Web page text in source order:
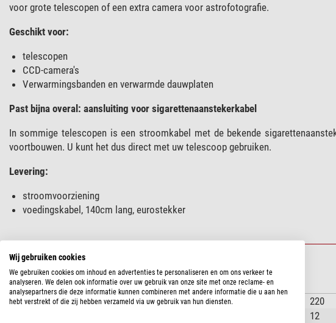
voor grote telescopen of een extra camera voor astrofotografie.
Geschikt voor:
telescopen
CCD-camera's
Verwarmingsbanden en verwarmde dauwplaten
Past bijna overal: aansluiting voor sigarettenaanstekerkabel
In sommige telescopen is een stroomkabel met de bekende
voortbouwen. U kunt het dus direct met uw telescoop gebruiken.
Levering:
stroomvoorziening
voedingskabel, 140cm lang, eurostekker
SPECIFICATIES
Capaciteit
Ingangsspanning
220
12
Wij gebruiken cookies
We gebruiken cookies om inhoud en advertenties te personaliseren en om ons verkeer te
analyseren. We delen ook informatie over uw gebruik van onze site met onze reclame- en
analysepartners die deze informatie kunnen combineren met andere informatie die u aan hen
hebt verstrekt of die zij hebben verzameld via uw gebruik van hun diensten.